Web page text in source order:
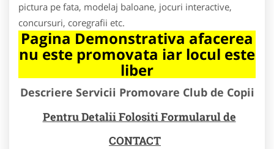
pictura pe fata, modelaj baloane, jocuri interactive,
concursuri, coregrafii etc.
Pagina Demonstrativa afacerea
nu este promovata iar locul este
liber
Descriere Servicii Promovare Club de Copii
Pentru Detalii Folositi Formularul de
CONTACT